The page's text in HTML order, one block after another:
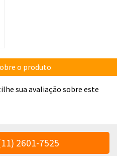
o produto
sua avaliação sobre este
2601-7525